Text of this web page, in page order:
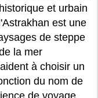
et urbain
est une
de steppe
la mer
à choisir un
du nom de
de voyage